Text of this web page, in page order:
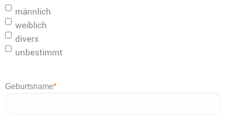
männlich
weiblich
divers
unbestimmt
Geburtsname*